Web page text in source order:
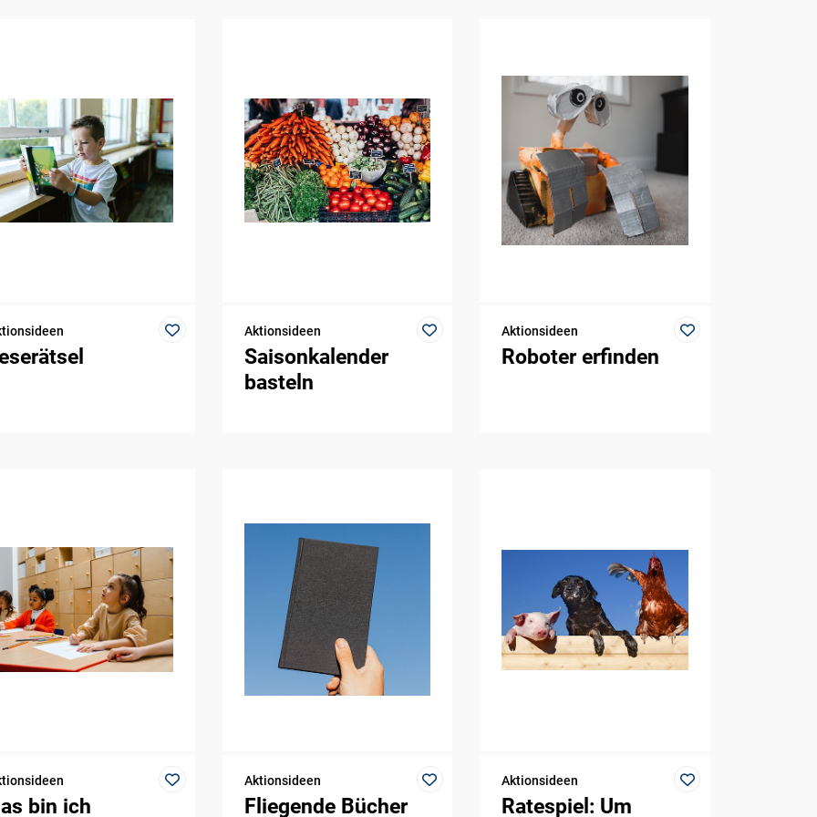
Aktionsideen
Saisonkalender
basteln
Aktionsideen
Roboter erfinden
bin ich
Aktionsideen
Fliegende Bücher
Aktionsideen
Ratespiel: Um